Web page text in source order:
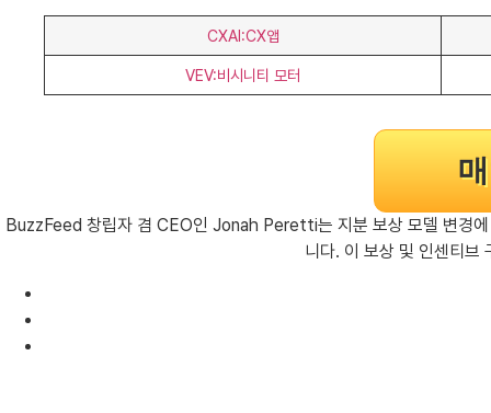
CXAI:CX앱
VEV:비시니티 모터
BuzzFeed 창립자 겸 CEO인 Jonah Peretti는 지분 보상 모델 변경에
니다. 이 보상 및 인센티브